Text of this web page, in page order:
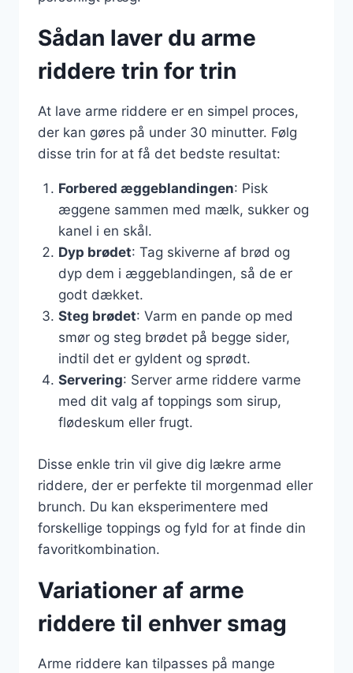
Sådan laver du arme
riddere trin for trin
At lave arme riddere er en simpel proces,
der kan gøres på under 30 minutter. Følg
disse trin for at få det bedste resultat:
Forbered æggeblandingen: Pisk
æggene sammen med mælk, sukker og
kanel i en skål.
Dyp brødet: Tag skiverne af brød og
dyp dem i æggeblandingen, så de er
godt dækket.
Steg brødet: Varm en pande op med
smør og steg brødet på begge sider,
indtil det er gyldent og sprødt.
Servering: Server arme riddere varme
med dit valg af toppings som sirup,
flødeskum eller frugt.
Disse enkle trin vil give dig lækre arme
riddere, der er perfekte til morgenmad eller
brunch. Du kan eksperimentere med
forskellige toppings og fyld for at finde din
favoritkombination.
Variationer af arme
riddere til enhver smag
Arme riddere kan tilpasses på mange